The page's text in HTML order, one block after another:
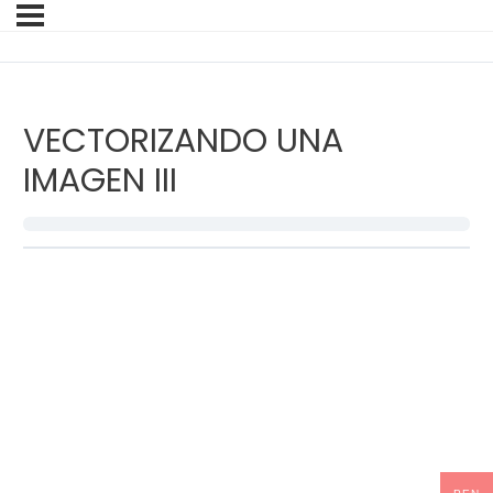
VECTORIZANDO UNA
IMAGEN III